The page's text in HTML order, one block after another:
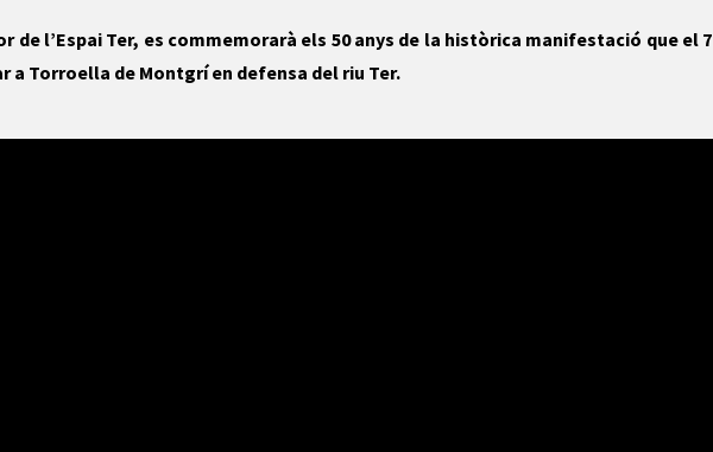
de l’Espai Ter, es commemorarà els 50 anys de la històrica manifestació que el 7
a Torroella de Montgrí en defensa del riu Ter.